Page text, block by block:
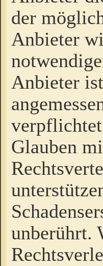
der
Anbieter
Anbieter
Glauben
unberührt.